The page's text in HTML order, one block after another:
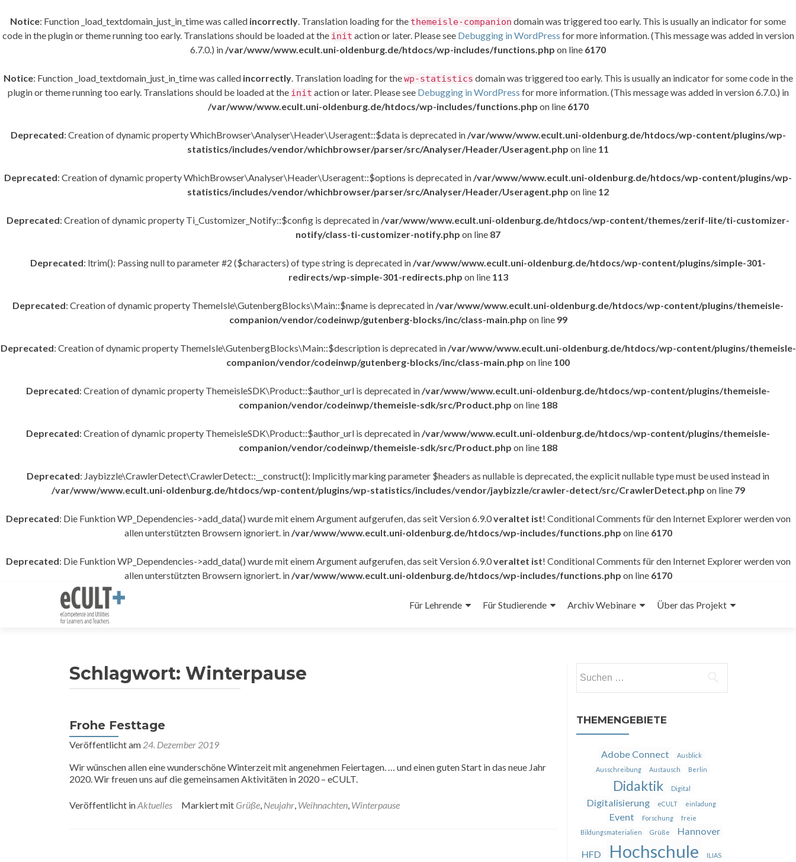
Notice: Function _load_textdomain_just_in_time was called incorrectly. Translation loading for the themeisle-companion domain was triggered too early. This is usually an indicator for some
code in the plugin or theme running too early. Translations should be loaded at the init action or later. Please see Debugging in WordPress for more information. (This message was added in version
6.7.0.) in /var/www/www.ecult.uni-oldenburg.de/htdocs/wp-includes/functions.php on line 6170
Notice: Function _load_textdomain_just_in_time was called incorrectly. Translation loading for thewp-statistics domain was triggered too early. This is usually an indicator for some code in the
plugin or theme running too early. Translations should be loaded at the init action or later. Please see Debugging in WordPress for more information. (This message was added in version 6.7.0.) in
/var/www/www.ecult.uni-oldenburg.de/htdocs/wp-includes/functions.php on line 6170
Deprecated: Creation of dynamic property WhichBrowser\Analyser\Header\Useragent::$data is deprecated in /var/www/www.ecult.uni-oldenburg.de/htdocs/wp-content/plugins/wp-
statistics/includes/vendor/whichbrowser/parser/src/Analyser/Header/Useragent.php on line 11
Deprecated: Creation of dynamic property WhichBrowser\Analyser\Header\Useragent::$options is deprecated in /var/www/www.ecult.uni-oldenburg.de/htdocs/wp-content/plugins/wp-
statistics/includes/vendor/whichbrowser/parser/src/Analyser/Header/Useragent.php on line 12
Deprecated: Creation of dynamic property Ti_Customizer_Notify::$config is deprecated in /var/www/www.ecult.uni-oldenburg.de/htdocs/wp-content/themes/zerif-lite/ti-customizer-
notify/class-ti-customizer-notify.php on line 87
Deprecated: ltrim(): Passing null to parameter #2 ($characters) of type string is deprecated in /var/www/www.ecult.uni-oldenburg.de/htdocs/wp-content/plugins/simple-301-
redirects/wp-simple-301-redirects.php on line 113
Deprecated: Creation of dynamic property ThemeIsle\GutenbergBlocks\Main::$name is deprecated in /var/www/www.ecult.uni-oldenburg.de/htdocs/wp-content/plugins/themeisle-
companion/vendor/codeinwp/gutenberg-blocks/inc/class-main.php on line 99
Deprecated: Creation of dynamic property ThemeIsle\GutenbergBlocks\Main::$description is deprecated in /var/www/www.ecult.uni-oldenburg.de/htdocs/wp-content/plugins/themeisle-
companion/vendor/codeinwp/gutenberg-blocks/inc/class-main.php on line 100
Deprecated: Creation of dynamic property ThemeisleSDK\Product::$author_url is deprecated in /var/www/www.ecult.uni-oldenburg.de/htdocs/wp-content/plugins/themeisle-
companion/vendor/codeinwp/themeisle-sdk/src/Product.php on line 188
Deprecated: Creation of dynamic property ThemeisleSDK\Product::$author_url is deprecated in /var/www/www.ecult.uni-oldenburg.de/htdocs/wp-content/plugins/themeisle-
companion/vendor/codeinwp/themeisle-sdk/src/Product.php on line 188
Deprecated: Jaybizzle\CrawlerDetect\CrawlerDetect::__construct(): Implicitly marking parameter $headers as nullable is deprecated, the explicit nullable type must be used instead in
/var/www/www.ecult.uni-oldenburg.de/htdocs/wp-content/plugins/wp-statistics/includes/vendor/jaybizzle/crawler-detect/src/CrawlerDetect.php on line 79
Deprecated: Die Funktion WP_Dependencies->add_data() wurde mit einem Argument aufgerufen, das seit Version 6.9.0veraltet ist! Conditional Comments für den Internet Explorer werden von
allen unterstützten Browsern ignoriert. in /var/www/www.ecult.uni-oldenburg.de/htdocs/wp-includes/functions.php on line 6170
Deprecated: Die Funktion WP_Dependencies->add_data() wurde mit einem Argument aufgerufen, das seit Version 6.9.0veraltet ist! Conditional Comments für den Internet Explorer werden von
allen unterstützten Browsern ignoriert. in /var/www/www.ecult.uni-oldenburg.de/htdocs/wp-includes/functions.php on line 6170
Inhalt
Für Lehrende Für Studierende Archiv Webinare Über das Projekt
Schlagwort: Winterpause
Frohe Festtage
Veröffentlicht am 24. Dezember 2019
Wir wünschen allen eine wunderschöne Winterzeit mit angenehmen Feiertagen. … und einen guten Start in das neue Jahr
2020. Wir freuen uns auf die gemeinsamen Aktivitäten in 2020 – eCULT.
Veröffentlicht inAktuelles Markiert mit Grüße, Neujahr, Weihnachten, Winterpause
nach:
THEMENGEBIETE
Adobe Connect
Ausblick
Ausschreibung
Austausch Berlin
Didaktik Digital
Digitalisierung eCULT einladung
Event Forschung
freie
Bildungsmaterialien
Grüße Hannover
HFD Hochschule ILIAS